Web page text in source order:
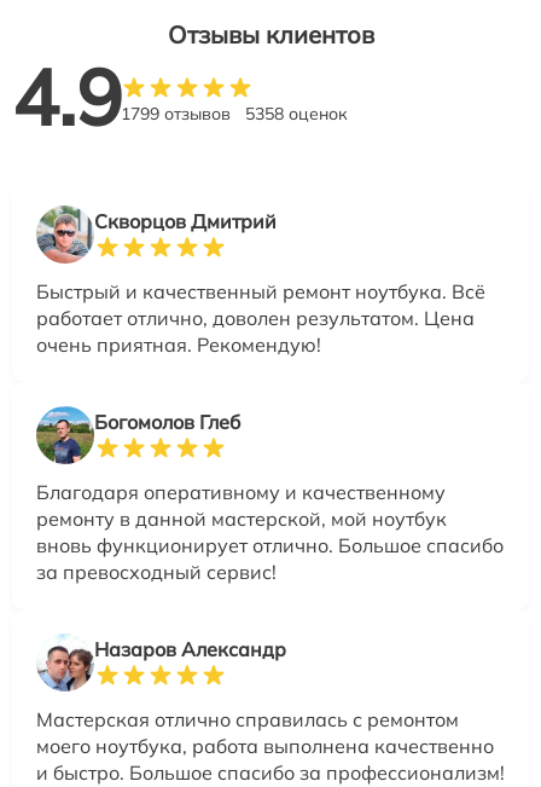
Отзывы клиентов
4.91799 отзывов 5358 оценок
Скворцов Дмитрий
Быстрый и качественный ремонт ноутбука. Всё
работает отлично, доволен результатом. Цена
очень приятная. Рекомендую!
Богомолов Глеб
Благодаря оперативному и качественному
ремонту в данной мастерской, мой ноутбук
вновь функционирует отлично. Большое спасибо
за превосходный сервис!
Назаров Александр
Мастерская отлично справилась с ремонтом
моего ноутбука, работа выполнена качественно
и быстро. Большое спасибо за профессионализм!